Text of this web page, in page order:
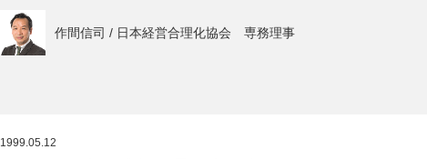
作間信司 / 日本経営合理化協会 専務理事
1999.05.12